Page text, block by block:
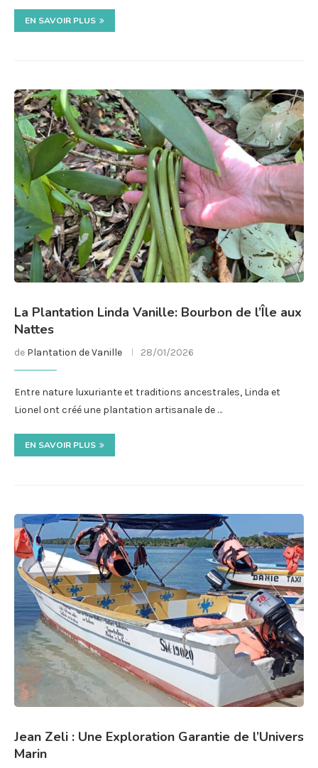
EN SAVOIR PLUS
La Plantation Linda Vanille: Bourbon de l’Île aux
Nattes
de Plantation de Vanille 28/01/2026
Entre nature luxuriante et traditions ancestrales, Linda et
Lionel ont créé une plantation artisanale de …
EN SAVOIR PLUS
Jean Zeli : Une Exploration Garantie de l’Univers
Marin